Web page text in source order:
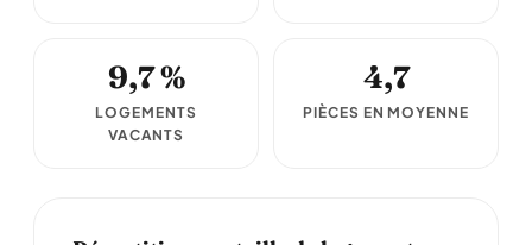
9,7 %
LOGEMENTS
VACANTS
4,7
PIÈCES EN MOYENNE